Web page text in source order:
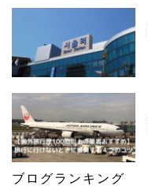
ブログランキング